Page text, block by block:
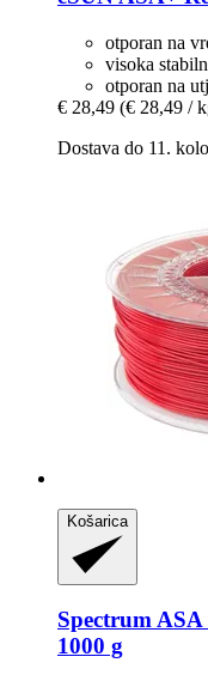
otporan na
visoka
otporan na
€ 28,49 (€ 28,49 /
Dostava do 11.
Košarica
SpectrumASA
1000 g